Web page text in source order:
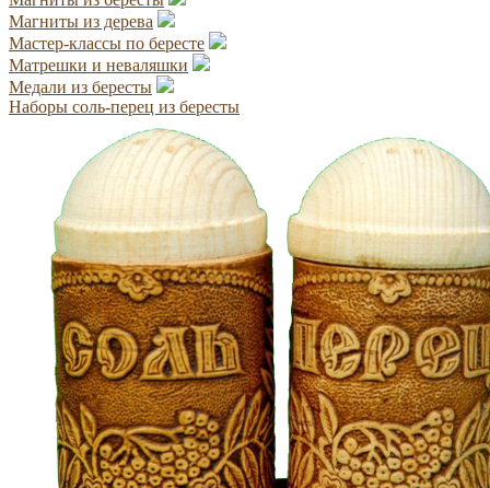
Магниты из дерева
Мастер-классы по бересте
Матрешки и неваляшки
Медали из бересты
Наборы соль-перец из бересты